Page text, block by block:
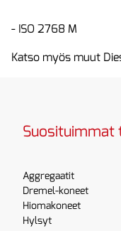
- ISO 2768 M
Katso myös muut
Aggregaatit
Dremel-koneet
Hiomakoneet
Hylsyt